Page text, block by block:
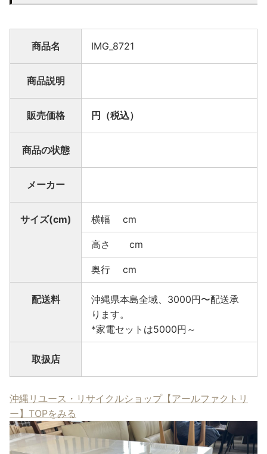
商品名 IMG_8721
商品説明
販売価格 円（税込）
商品の状態
メーカー
サイズ(cm) 横幅 cm
高さ cm
奥行 cm
配送料
沖縄県本島全域、3000円〜配送承
ります。
*家電セットは5000円～
取扱店
沖縄リユース・リサイクルショップ【アールファクトリ
ー】TOPをみる